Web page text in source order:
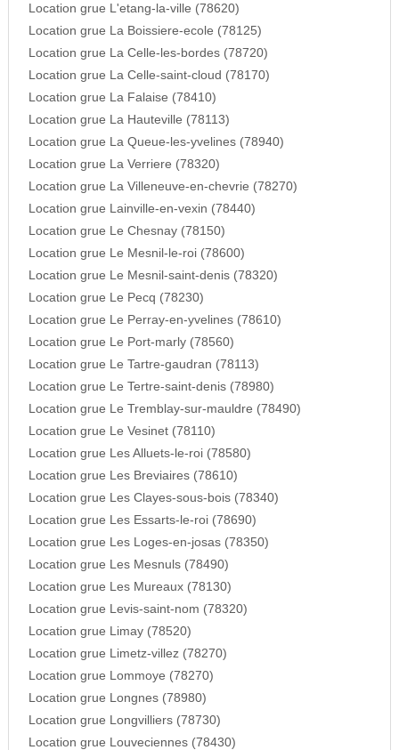
Location grue L'etang-la-ville (78620)
Location grue La Boissiere-ecole (78125)
Location grue La Celle-les-bordes (78720)
Location grue La Celle-saint-cloud (78170)
Location grue La Falaise (78410)
Location grue La Hauteville (78113)
Location grue La Queue-les-yvelines (78940)
Location grue La Verriere (78320)
Location grue La Villeneuve-en-chevrie (78270)
Location grue Lainville-en-vexin (78440)
Location grue Le Chesnay (78150)
Location grue Le Mesnil-le-roi (78600)
Location grue Le Mesnil-saint-denis (78320)
Location grue Le Pecq (78230)
Location grue Le Perray-en-yvelines (78610)
Location grue Le Port-marly (78560)
Location grue Le Tartre-gaudran (78113)
Location grue Le Tertre-saint-denis (78980)
Location grue Le Tremblay-sur-mauldre (78490)
Location grue Le Vesinet (78110)
Location grue Les Alluets-le-roi (78580)
Location grue Les Breviaires (78610)
Location grue Les Clayes-sous-bois (78340)
Location grue Les Essarts-le-roi (78690)
Location grue Les Loges-en-josas (78350)
Location grue Les Mesnuls (78490)
Location grue Les Mureaux (78130)
Location grue Levis-saint-nom (78320)
Location grue Limay (78520)
Location grue Limetz-villez (78270)
Location grue Lommoye (78270)
Location grue Longnes (78980)
Location grue Longvilliers (78730)
Location grue Louveciennes (78430)